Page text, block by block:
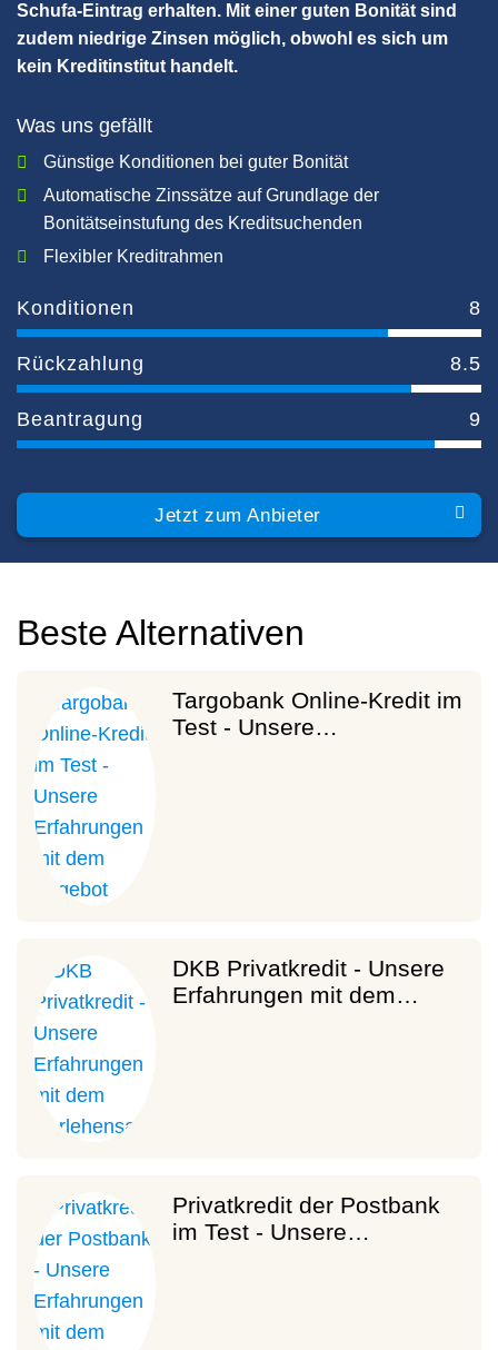
Schufa-Eintrag erhalten. Mit einer guten Bonität sind
zudem niedrige Zinsen möglich, obwohl es sich um
kein Kreditinstitut handelt.
Was uns gefällt
Günstige Konditionen bei guter Bonität
Automatische Zinssätze auf Grundlage der
Bonitätseinstufung des Kreditsuchenden
Flexibler Kreditrahmen
Konditionen 8
Rückzahlung 8.5
Beantragung 9
Jetzt zum Anbieter
Beste Alternativen
Targobank Online-Kredit im
Test - Unsere…
DKB Privatkredit - Unsere
Erfahrungen mit dem…
Privatkredit der Postbank
im Test - Unsere…